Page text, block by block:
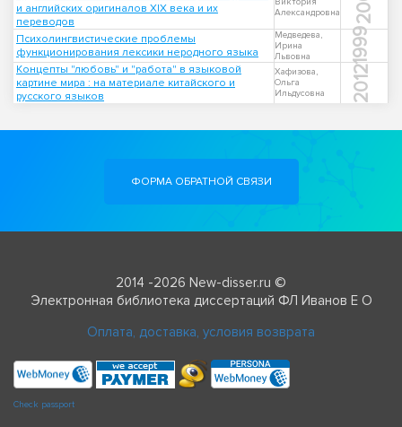
и английских оригиналов XIX века и их
переводов
Виктория
Александровна
Психолингвистические проблемы
функционирования лексики неродного языка
Медведева,
Ирина
Львовна
1999
Концепты "любовь" и "работа" в языковой
картине мира : на материале китайского и
русского языков
Хафизова,
Ольга
Ильдусовна
2012
ФОРМА ОБРАТНОЙ СВЯЗИ
2014 -2026 New-disser.ru ©
Электронная библиотека диссертаций ФЛ Иванов Е О
Оплата, доставка, условия возврата
Check passport